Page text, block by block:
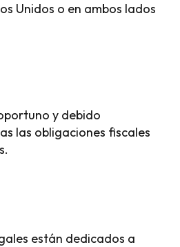
Unidos o en ambos lados
y debido
las obligaciones fiscales
están dedicados a